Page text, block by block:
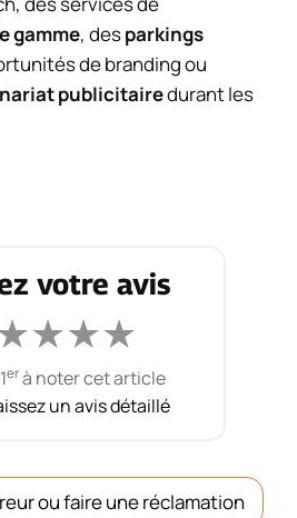
gamme, desparkings
de branding ou
publicitairedurant les
votre avis
★★★
erà noter cet article
un avis détaillé
ou faire une réclamation